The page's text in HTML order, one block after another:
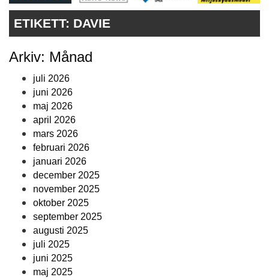
ANNONSERA
ETIKETT: DAVIE
Arkiv: Månad
juli 2026
juni 2026
maj 2026
april 2026
mars 2026
februari 2026
januari 2026
december 2025
november 2025
oktober 2025
september 2025
augusti 2025
juli 2025
juni 2025
maj 2025